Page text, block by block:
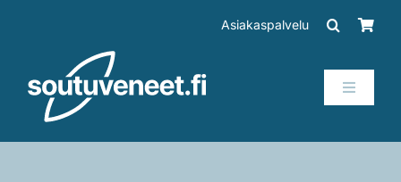
Asiakaspalvelu
Toggle